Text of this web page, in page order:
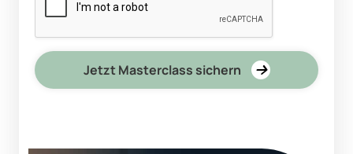
Jetzt Masterclass sichern